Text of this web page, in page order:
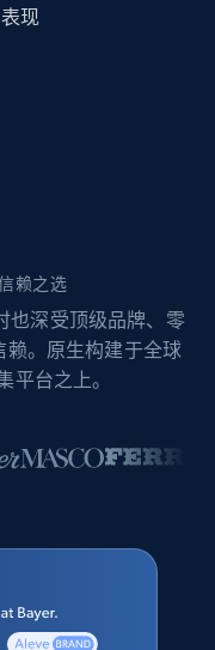
现
赖之选
也深受顶级品牌、零
赖。原生构建于全球
平台之上。